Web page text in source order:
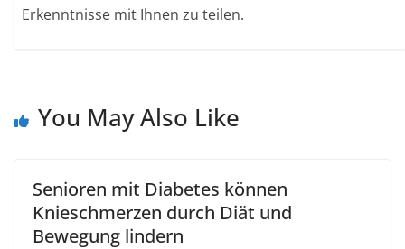
Erkenntnisse mit Ihnen zu teilen.
You May Also Like
Senioren mit Diabetes können
Knieschmerzen durch Diät und
Bewegung lindern